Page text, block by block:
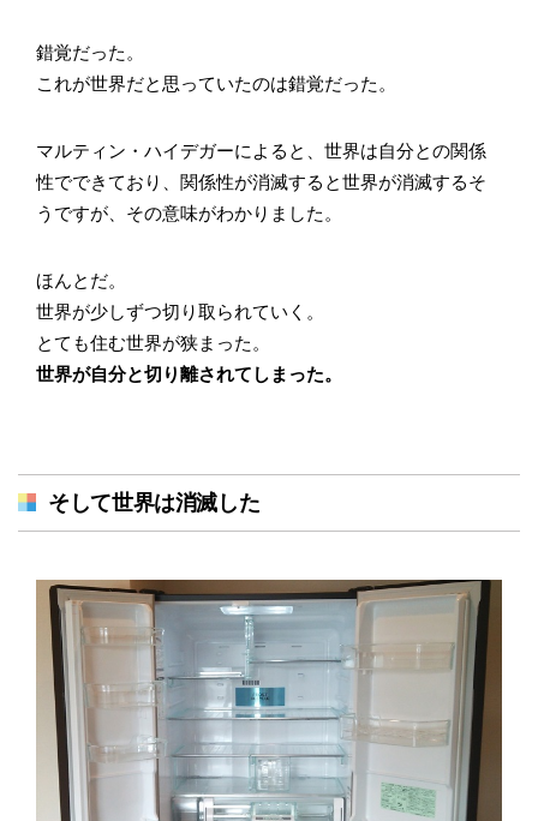
錯覚だった。
これが世界だと思っていたのは錯覚だった。
マルティン・ハイデガーによると、世界は自分との関係
性でできており、関係性が消滅すると世界が消滅するそ
うですが、その意味がわかりました。
ほんとだ。
世界が少しずつ切り取られていく。
とても住む世界が狭まった。
世界が自分と切り離されてしまった。
そして世界は消滅した